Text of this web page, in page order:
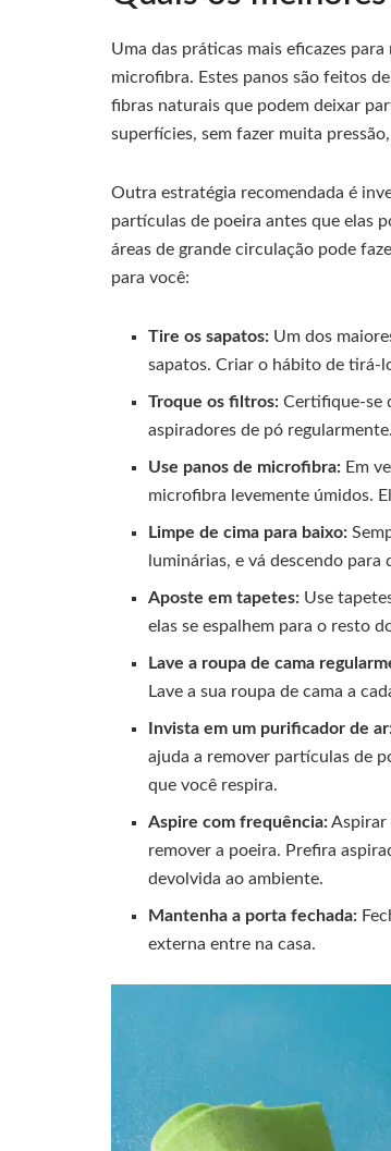
Uma das práticas mais eficazes
microfibra. Estes panos são feitos
fibras naturais que podem deixar
superfícies, sem fazer muita
Outra estratégia recomendada é
partículas de poeira antes que elas
áreas de grande circulação pode
para você:
Tire os sapatos: Um dos
sapatos. Criar o hábito de tirá-
Troque os filtros: Certifique-se
aspiradores de pó
Use panos de microfibra: Em
microfibra levemente úmidos.
Limpe de cima para baixo:
luminárias, e vá descendo
Aposte em tapetes: Use
elas se espalhem para o resto
Lave a roupa de cama
Lave a sua roupa de cama a
Invista em um purificador de
ajuda a remover partículas de
que você respira.
Aspire com frequência:Aspirar
remover a poeira. Prefira
devolvida ao ambiente.
Mantenha a porta fechada:
externa entre na casa.